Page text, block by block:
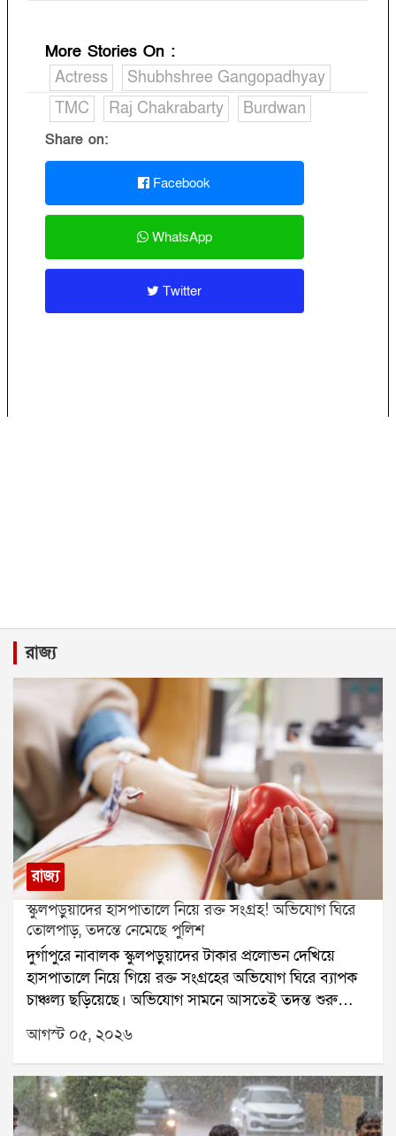
More Stories On :
Actress
Shubhshree Gangopadhyay
TMC
Raj Chakrabarty Burdwan
Share on:
Facebook
WhatsApp
Twitter
রাজ্য
রাজ্য
স্কুলপড়ুয়াদের হাসপাতালে নিয়ে রক্ত সংগ্রহ! অভিযোগ ঘিরে
তোলপাড়, তদন্তে নেমেছে পুলিশ
দুর্গাপুরে নাবালক স্কুলপড়ুয়াদের টাকার প্রলোভন দেখিয়ে
হাসপাতালে নিয়ে গিয়ে রক্ত সংগ্রহের অভিযোগ ঘিরে ব্যাপক
চাঞ্চল্য ছড়িয়েছে। অভিযোগ সামনে আসতেই তদন্ত শুরু
করেছে পুলিশ। একই সঙ্গে এই ঘটনার সঙ্গে কারা জড়িত, তা
খতিয়ে দেখা হচ্ছে।অভিযোগ, দুর্গাপুরের ইস্পাত নগরীর একটি
বেসরকারি স্কুলের তিন নাবালক পড়ুয়াকে টাকার লোভ দেখিয়ে
বিধাননগরের একটি বেসরকারি হাসপাতালে নিয়ে যাওয়া হয়।
সেখানে এক রোগীর আত্মীয় পরিচয়ে তাঁদের রক্তদান করানো
আগস্ট ০৫, ২০২৬